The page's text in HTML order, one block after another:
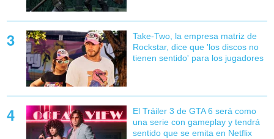
Take-Two, la empresa matriz de
Rockstar, dice que 'los discos no
tienen sentido' para los jugadores
El Tráiler 3 de GTA 6 será como
una serie con gameplay y tendrá
sentido que se emita en Netflix